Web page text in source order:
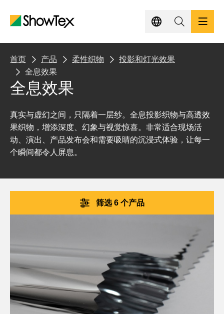
要
产品
项目
知识中心
可持续发展
联系我们
工作机会
敬请关注
面
包
屑
导
航
首页 产品 柔性织物
投影和灯光效果
全息效果
全息效果
真实与虚幻之间，只隔着一层纱。全息投影织物与高透效
果织物，增添深度、幻象与视觉惊喜。非常适合现场活
动、演出、产品发布会和需要吸睛的沉浸式体验，让每一
个瞬间都令人屏息。
筛选 6 个产品